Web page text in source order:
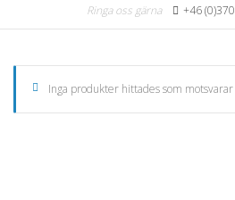
Ringa oss gärna
+46
Inga produkter hittades som